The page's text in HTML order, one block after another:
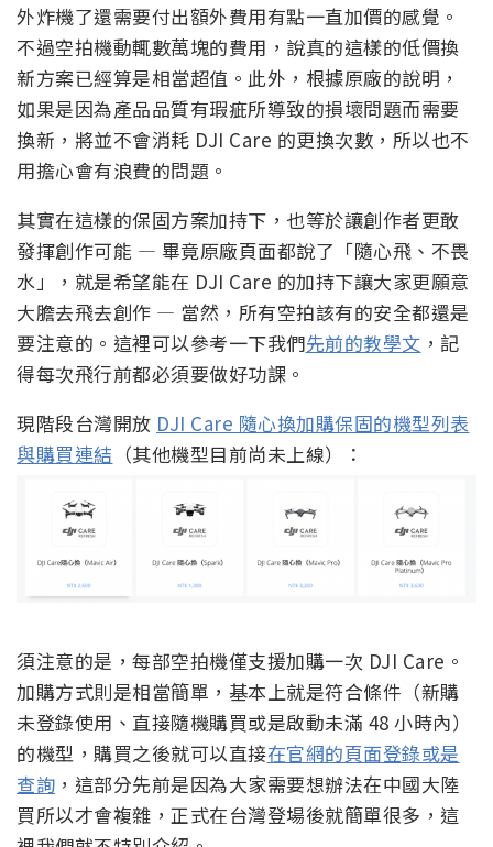
外炸機了還需要付出額外費用有點一直加價的感覺。
不過空拍機動輒數萬塊的費用，說真的這樣的低價換
新方案已經算是相當超值。此外，根據原廠的說明，
如果是因為產品品質有瑕疵所導致的損壞問題而需要
換新，將並不會消耗 DJI Care 的更換次數，所以也不
用擔心會有浪費的問題。
其實在這樣的保固方案加持下，也等於讓創作者更敢
發揮創作可能 — 畢竟原廠頁面都說了「隨心飛、不畏
水」，就是希望能在 DJI Care 的加持下讓大家更願意
大膽去飛去創作 — 當然，所有空拍該有的安全都還是
要注意的。這裡可以參考一下我們先前的教學文 ，記
得每次飛行前都必須要做好功課。
現階段台灣開放 DJI Care 隨心換加購保固的機型列表
與購買連結 （其他機型目前尚未上線）：
須注意的是，每部空拍機僅支援加購一次 DJI Care。
加購方式則是相當簡單，基本上就是符合條件（新購
未登錄使用、直接隨機購買或是啟動未滿 48 小時內）
的機型，購買之後就可以直接在官網的頁面登錄或是
查詢 ，這部分先前是因為大家需要想辦法在中國大陸
買所以才會複雜，正式在台灣登場後就簡單很多，這